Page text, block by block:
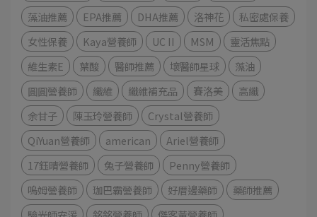
藻油推薦
EPA推薦 DHA推薦 洛神花
私密處保養
女性保養
Kaya營養師 UC II MSM
靈活焦點
維生素E
葉酸 醫師推薦 壞醫師星球
藻油
圓圓營養師
纖維 纖維補充品 賽洛美
高纖
余甘子
陳玉玲營養師
Crystal營養師
QiYuan營養師
american
Ariel營養師
17鈺晴營養師
兔子營養師
Penny營養師
嗚姆營養師
珈巴霸營養師 好厝邊藥師
藥師推薦